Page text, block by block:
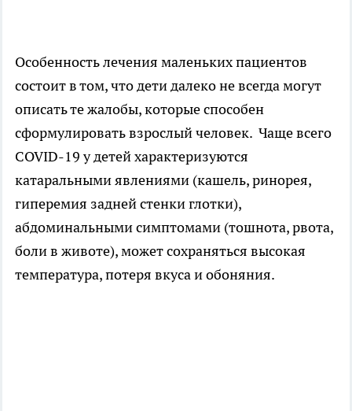
Особенность лечения маленьких пациентов
состоит в том, что дети далеко не всегда могут
описать те жалобы, которые способен
сформулировать взрослый человек. Чаще всего
COVID-19 у детей характеризуются
катаральными явлениями (кашель, ринорея,
гиперемия задней стенки глотки),
абдоминальными симптомами (тошнота, рвота,
боли в животе), может сохраняться высокая
температура, потеря вкуса и обоняния.